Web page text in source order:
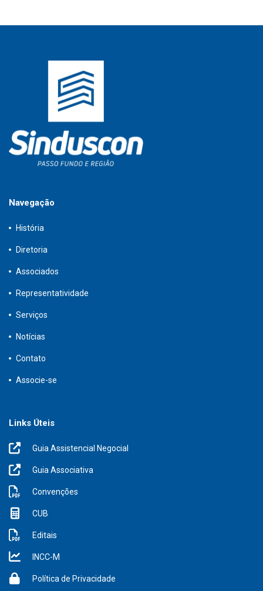
Navegação
História
Diretoria
Associados
Representatividade
Serviços
Notícias
Contato
Associe-se
Links Úteis
Guia Assistencial Negocial
Guia Associativa
Convenções
CUB
Editais
INCC-M
Política de Privacidade